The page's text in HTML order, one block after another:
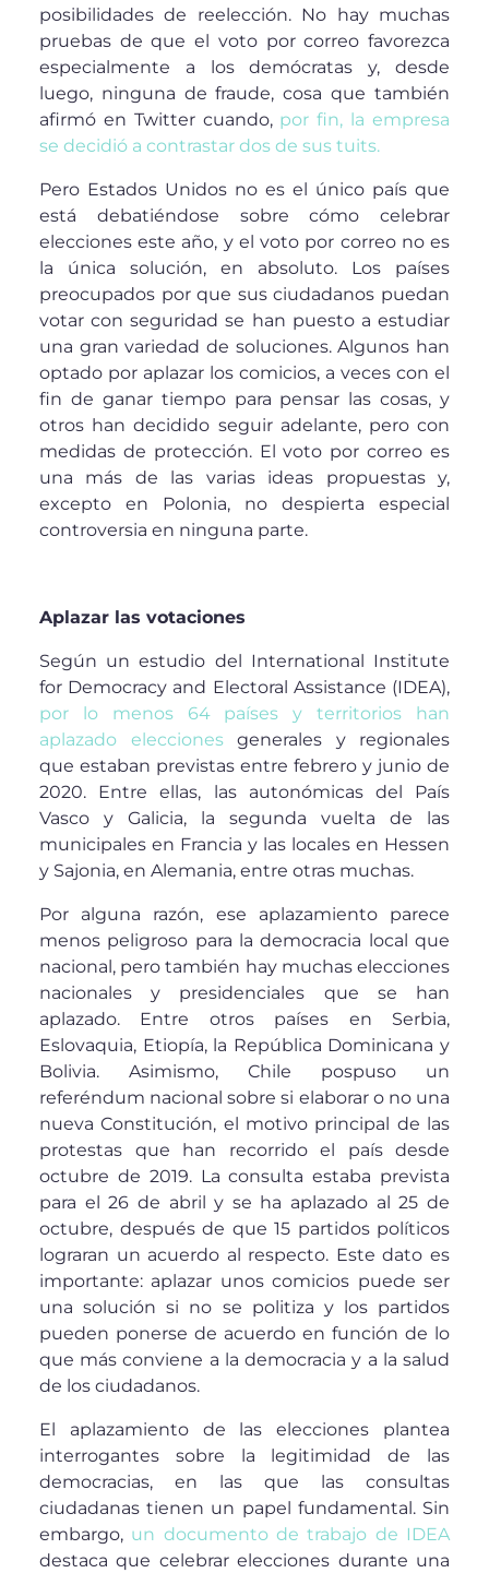
posibilidades de reelección. No hay muchas
pruebas de que el voto por correo favorezca
especialmente a los demócratas y, desde
luego, ninguna de fraude, cosa que también
afirmó en Twitter cuando, por fin, la empresa
se decidió a contrastar dos de sus tuits.
Pero Estados Unidos no es el único país que
está debatiéndose sobre cómo celebrar
elecciones este año, y el voto por correo no es
la única solución, en absoluto. Los países
preocupados por que sus ciudadanos puedan
votar con seguridad se han puesto a estudiar
una gran variedad de soluciones. Algunos han
optado por aplazar los comicios, a veces con el
fin de ganar tiempo para pensar las cosas, y
otros han decidido seguir adelante, pero con
medidas de protección. El voto por correo es
una más de las varias ideas propuestas y,
excepto en Polonia, no despierta especial
controversia en ninguna parte.
Aplazar las votaciones
Según un estudio del International Institute
for Democracy and Electoral Assistance (IDEA),
por lo menos 64 países y territorios han
aplazado eleccionesgenerales y regionales
que estaban previstas entre febrero y junio de
2020. Entre ellas, las autonómicas del País
Vasco y Galicia, la segunda vuelta de las
municipales en Francia y las locales en Hessen
y Sajonia, en Alemania, entre otras muchas.
Por alguna razón, ese aplazamiento parece
menos peligroso para la democracia local que
nacional, pero también hay muchas elecciones
nacionales y presidenciales que se han
aplazado. Entre otros países en Serbia,
Eslovaquia, Etiopía, la República Dominicana y
Bolivia. Asimismo, Chile pospuso un
referéndum nacional sobre si elaborar o no una
nueva Constitución, el motivo principal de las
protestas que han recorrido el país desde
octubre de 2019. La consulta estaba prevista
para el 26 de abril y se ha aplazado al 25 de
octubre, después de que 15 partidos políticos
lograran un acuerdo al respecto. Este dato es
importante: aplazar unos comicios puede ser
una solución si no se politiza y los partidos
pueden ponerse de acuerdo en función de lo
que más conviene a la democracia y a la salud
de los ciudadanos.
El aplazamiento de las elecciones plantea
interrogantes sobre la legitimidad de las
democracias, en las que las consultas
ciudadanas tienen un papel fundamental. Sin
embargo, un documento de trabajo de IDEA
destaca que celebrar elecciones durante una